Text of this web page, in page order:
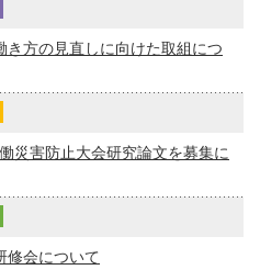
方の見直しに向けた取組につ
災害防止大会研究論文を募集に
修会について